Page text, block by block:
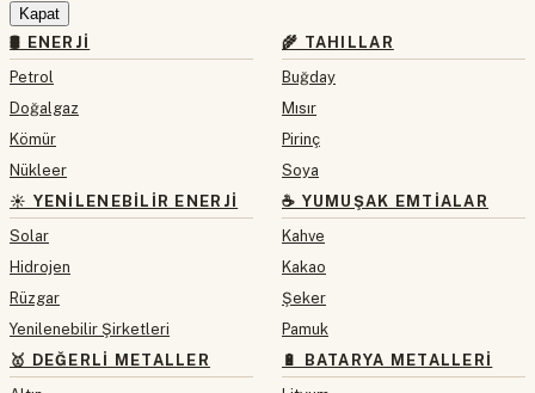
Kapat
🛢 ENERJI
Petrol
Doğalgaz
Kömür
Nükleer
☀️ YENILENEBILIR ENERJI
Solar
Hidrojen
Rüzgar
Yenilenebilir Şirketleri
🥇 DEĞERLI METALLER
🌾 TAHILLAR
Buğday
Mısır
Pirinç
Soya
☕ YUMUŞAK EMTIALAR
Kahve
Kakao
Şeker
Pamuk
🔋 BATARYA METALLERI